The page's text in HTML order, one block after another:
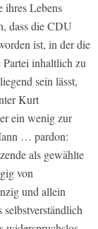
ihres Lebens
dass die CDU
ist, in der die
inhaltlich zu
sein lässt,
Kurt
ein wenig zur
… pardon:
als gewählte
von
und allein